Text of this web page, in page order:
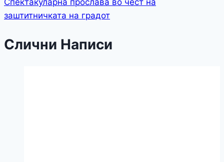
заштитничката на градот
Слични Написи